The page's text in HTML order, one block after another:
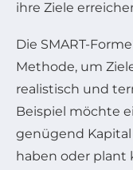
ihre Ziele
Die SMART-
Methode, um
realistisch und
Beispiel möchte
genügend
haben oder plant